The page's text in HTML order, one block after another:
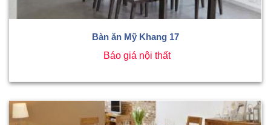
Bàn ăn Mỹ Khang 17
Báo giá nội thất